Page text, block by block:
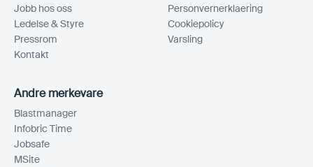
Jobb hos oss
Ledelse & Styre
Pressrom
Kontakt
Personvernerklaering
Cookiepolicy
Varsling
Andre merkevare
Blastmanager
Infobric Time
Jobsafe
MSite